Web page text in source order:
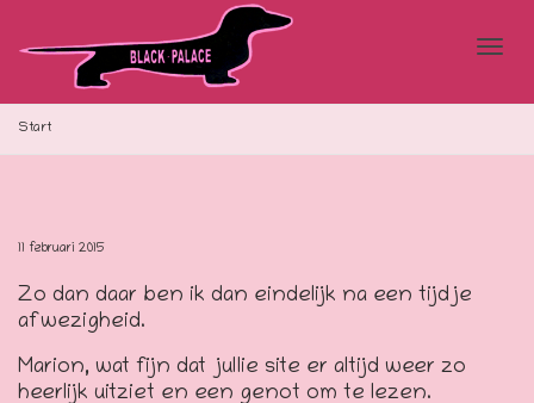
Start
11 februari 2015
Zo dan daar ben ik dan eindelijk na een tijdje
afwezigheid.
Marion, wat fijn dat jullie site er altijd weer zo
heerlijk uitziet en een genot om te lezen.